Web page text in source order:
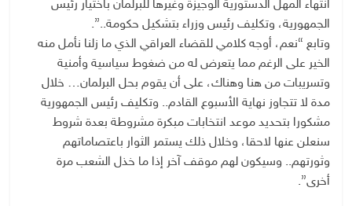
انتهاء المهل الدستورية الوجيزة وغيرها للبرلمان باختيار رئيس
الجمهورية، وتكليف رئيس وزراء بتشكيل حكومة..”.
وتابع “نعم، أوجه كلامي للقضاء العراقي الذي ما زلنا نأمل منه
الخير على الرغم مما يتعرض له من ضغوط سياسية وأمنية
وتسريبات من هنا وهناك، على أن يقوم بحل البرلمان… خلال
مدة لا تتجاوز نهاية الأسبوع القادم.. وتكليف رئيس الجمهورية
مشكورا بتحديد موعد انتخابات مبكرة مشروطة بعدة شروط
سنعلن عنها لاحقا، وخلال ذلك يستمر الثوار باعتصاماتهم
وثورتهم.. وسيكون لهم موقف آخر إذا ما خذل الشعب مرة
أخرى”.